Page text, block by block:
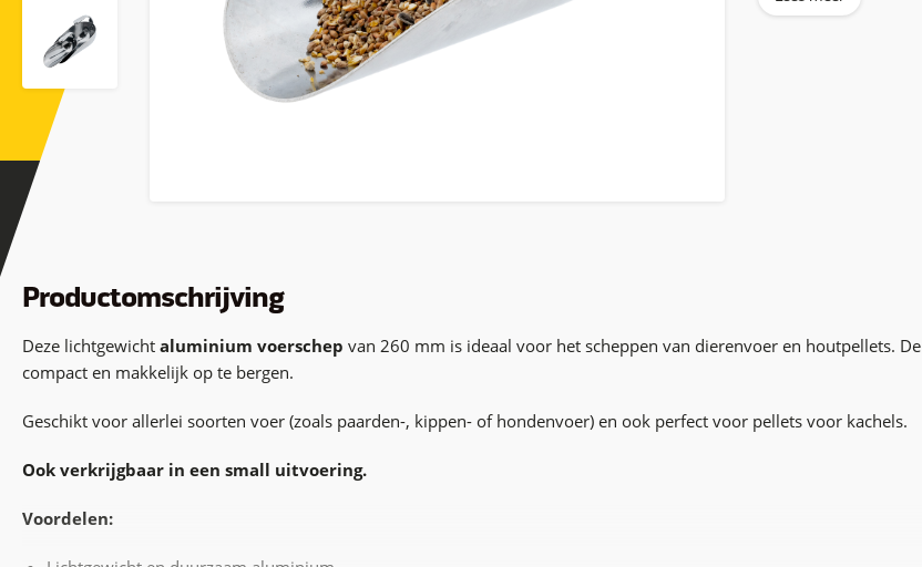
Productomschrijving
Deze lichtgewicht aluminium voerschep van 260 mm is ideaal voor het scheppen van dierenvoer en houtpellets. De
compact en makkelijk op te bergen.
Geschikt voor allerlei soorten voer (zoals paarden-, kippen- of hondenvoer) en ook perfect voor pellets voor kachels.
Ook verkrijgbaar in een small uitvoering.
Voordelen: